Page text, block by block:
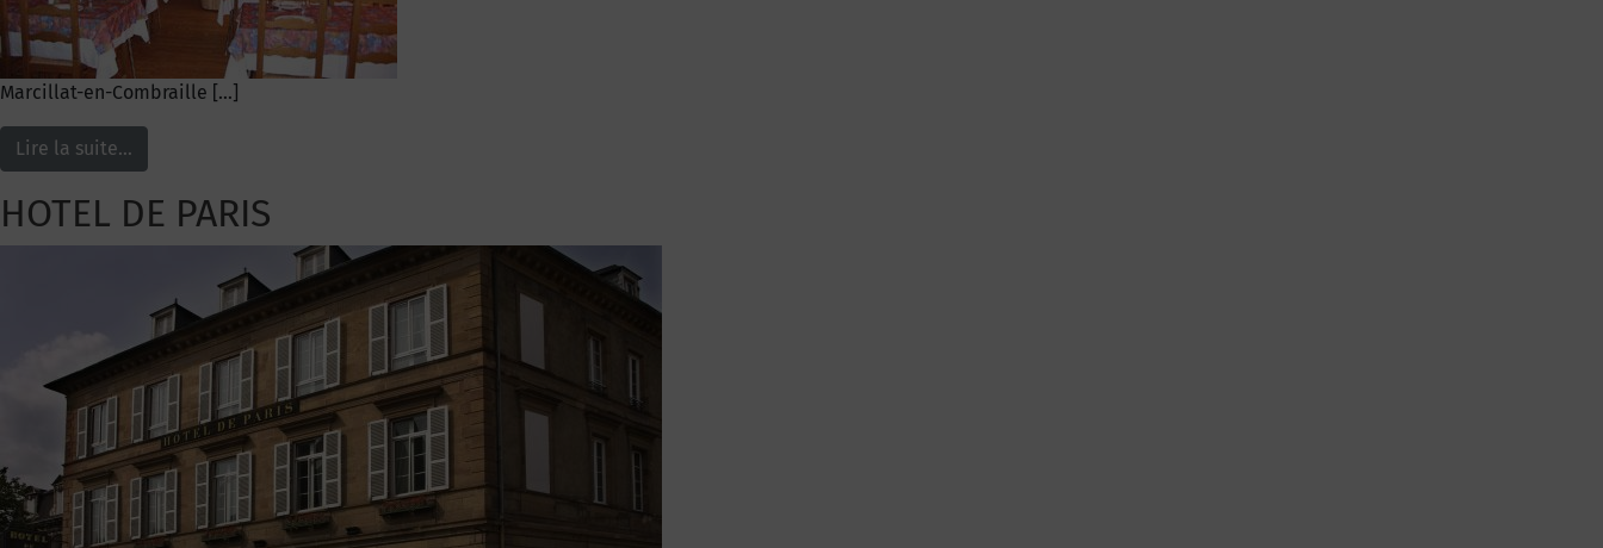
Marcillat-en-Combraille […]
Lire la suite…
HOTEL DE PARIS